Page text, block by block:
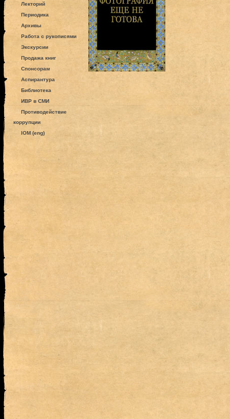
Лекторий
Периодика
Архивы
Работа с рукописями
Экскурсии
Продажа книг
Спонсорам
Аспирантура
Библиотека
ИВР в СМИ
Противодействие
коррупции
IOM (eng)